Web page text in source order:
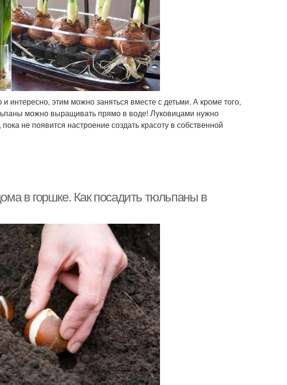
интересно, этим можно заняться вместе с детьми. А кроме того,
можно выращивать прямо в воде! Луковицами нужно
не появится настроение создать красоту в собственной
в горшке. Как посадить тюльпаны в